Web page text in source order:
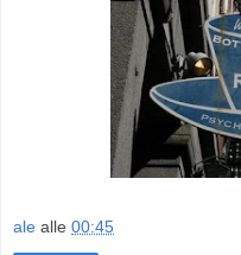
ale alle 00:45